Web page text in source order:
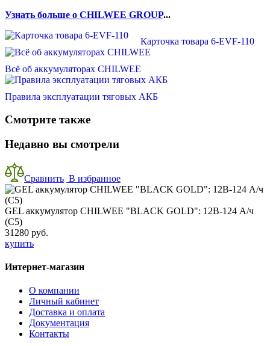
Узнать больше о CHILWEE GROUP...
Карточка товара 6-EVF-110
Всё об аккумуляторах CHILWEE
Правила эксплуатации тяговых АКБ
Смотрите также
Недавно вы смотрели
Сравнить В избранное
GEL аккумулятор CHILWEE "BLACK GOLD": 12В-124 А/ч
(С5)
31280 руб.
купить
Интернет-магазин
О компании
Личный кабинет
Доставка и оплата
Документация
Контакты